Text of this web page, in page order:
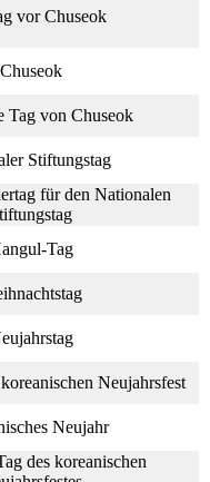
vor Chuseok
Chuseok
Tag von Chuseok
Stiftungstag
für den Nationalen
Tag
Neujahrsfest
Neujahr
des koreanischen